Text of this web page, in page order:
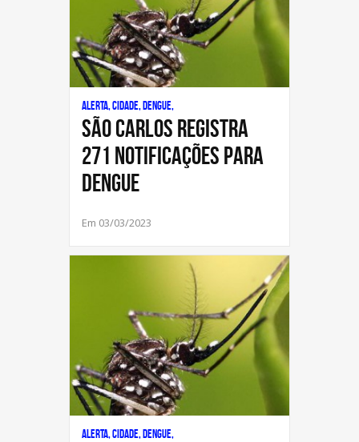
Alerta, Cidade, Dengue,
São Carlos registra
271 notificações para
Dengue
Em 03/03/2023
Alerta, Cidade, Dengue,